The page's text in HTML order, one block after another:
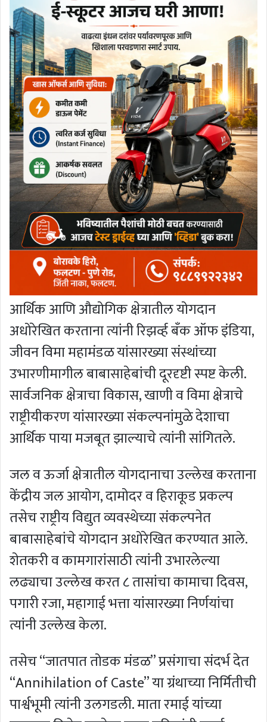
आर्थिक आणि औद्योगिक क्षेत्रातील योगदान
अधोरेखित करताना त्यांनी रिझर्व्ह बँक ऑफ इंडिया,
जीवन विमा महामंडळ यांसारख्या संस्थांच्या
उभारणीमागील बाबासाहेबांची दूरदृष्टी स्पष्ट केली.
सार्वजनिक क्षेत्राचा विकास, खाणी व विमा क्षेत्राचे
राष्ट्रीयीकरण यांसारख्या संकल्पनांमुळे देशाचा
आर्थिक पाया मजबूत झाल्याचे त्यांनी सांगितले.
जल व ऊर्जा क्षेत्रातील योगदानाचा उल्लेख करताना
केंद्रीय जल आयोग, दामोदर व हिराकूड प्रकल्प
तसेच राष्ट्रीय विद्युत व्यवस्थेच्या संकल्पनेत
बाबासाहेबांचे योगदान अधोरेखित करण्यात आले.
शेतकरी व कामगारांसाठी त्यांनी उभारलेल्या
लढ्याचा उल्लेख करत ८ तासांचा कामाचा दिवस,
पगारी रजा, महागाई भत्ता यांसारख्या निर्णयांचा
त्यांनी उल्लेख केला.
तसेच “जातपात तोडक मंडळ” प्रसंगाचा संदर्भ देत
“Annihilation of Caste” या ग्रंथाच्या निर्मितीची
पार्श्वभूमी त्यांनी उलगडली. माता रमाई यांच्या